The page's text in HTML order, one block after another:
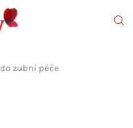
zubní péče